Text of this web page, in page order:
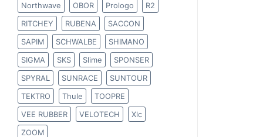
Northwave
OBOR Prologo
R2
RITCHEY
RUBENA
SACCON
SAPIM
SCHWALBE
SHIMANO
SIGMA
SKS Slime
SPONSER
SPYRAL
SUNRACE
SUNTOUR
TEKTRO
Thule
TOOPRE
VEE RUBBER
VELOTECH
Xlc
ZOOM